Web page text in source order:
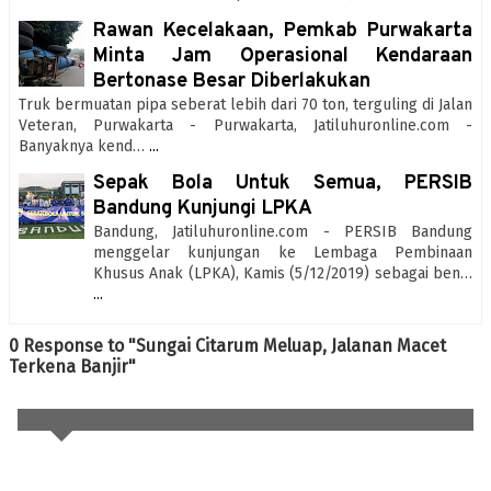
Rawan Kecelakaan, Pemkab Purwakarta
Minta Jam Operasional Kendaraan
Bertonase Besar Diberlakukan
Truk bermuatan pipa seberat lebih dari 70 ton, terguling di Jalan
Veteran, Purwakarta - Purwakarta, Jatiluhuronline.com -
Banyaknya kend… ...
Sepak Bola Untuk Semua, PERSIB
Bandung Kunjungi LPKA
Bandung, Jatiluhuronline.com - PERSIB Bandung
menggelar kunjungan ke Lembaga Pembinaan
Khusus Anak (LPKA), Kamis (5/12/2019) sebagai ben…
...
0 Response to "Sungai Citarum Meluap, Jalanan Macet
Terkena Banjir"